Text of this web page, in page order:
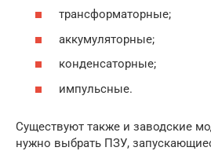
трансформаторные;
аккумуляторные;
конденсаторные;
импульсные.
Существуют также и заводские
нужно выбрать ПЗУ,